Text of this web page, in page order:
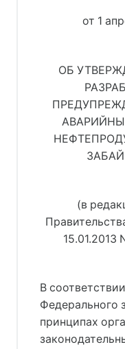
от 1
ОБ
(в
15.01.2013
В
Федерального
принципах